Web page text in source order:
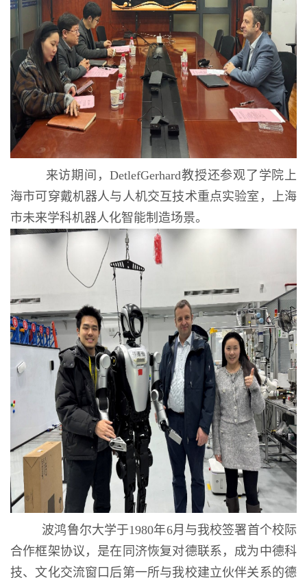
来访期间，DetlefGerhard教授还参观了学院上
海市可穿戴机器人与人机交互技术重点实验室，上海
市未来学科机器人化智能制造场景。
波鸿鲁尔大学于1980年6月与我校签署首个校际
合作框架协议，是在同济恢复对德联系，成为中德科
技、文化交流窗口后第一所与我校建立伙伴关系的德